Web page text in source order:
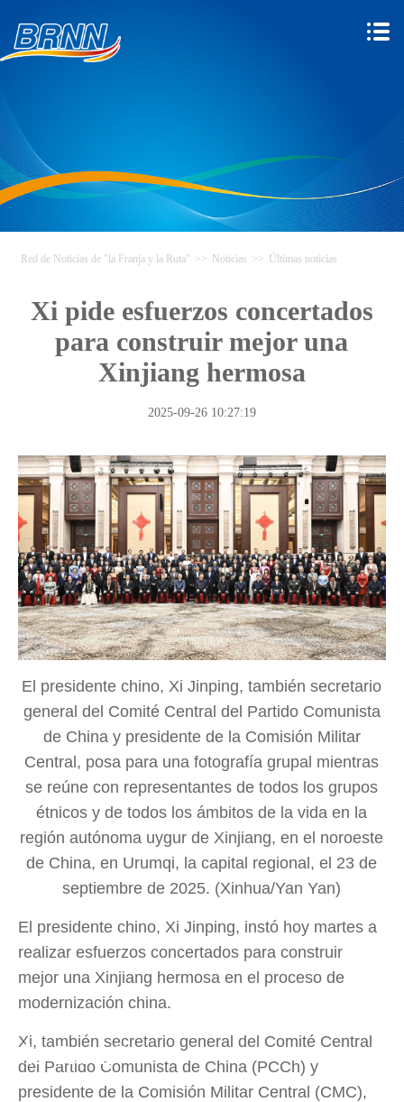
la Ruta"
Red de Noticias de "la Franja y la Ruta" >> Noticias >> Últimas noticias
Xi pide esfuerzos concertados
para construir mejor una
Xinjiang hermosa
2025-09-26 10:27:19
El presidente chino, Xi Jinping, también secretario
general del Comité Central del Partido Comunista
de China y presidente de la Comisión Militar
Central, posa para una fotografía grupal mientras
se reúne con representantes de todos los grupos
étnicos y de todos los ámbitos de la vida en la
región autónoma uygur de Xinjiang, en el noroeste
de China, en Urumqi, la capital regional, el 23 de
septiembre de 2025. (Xinhua/Yan Yan)
El presidente chino, Xi Jinping, instó hoy martes a
realizar esfuerzos concertados para construir
mejor una Xinjiang hermosa en el proceso de
modernización china.
Xi, también secretario general del Comité Central
del Partido Comunista de China (PCCh) y
presidente de la Comisión Militar Central (CMC),